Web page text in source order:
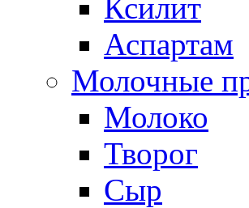
Ксилит
Аспартам
Молочные
Молоко
Творог
Сыр